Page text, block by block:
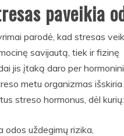
paveikia
parodė, kad stresas
savijautą, tiek ir fizinę
jis įtaką daro per
metu organizmas išskiria
streso hormonus, dėl kurių:
odos uždegimų rizika,